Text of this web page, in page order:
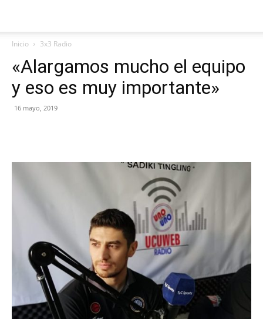
Inicio 3x3 Radio
«Alargamos mucho el equipo
y eso es muy importante»
16 mayo, 2019